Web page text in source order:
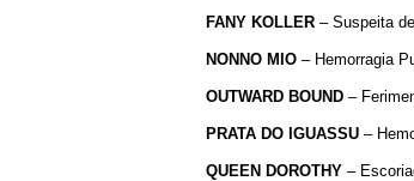
FANY KOLLER – Suspeita
NONNO MIO – Hemorragia
OUTWARD BOUND –
PRATA DO IGUASSU –
QUEEN DOROTHY –